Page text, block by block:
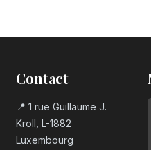
Contact
📍 1 rue Guillaume J.
Kroll, L-1882
Luxembourg